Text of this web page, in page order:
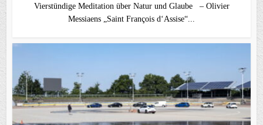
Vierstündige Meditation über Natur und Glaube – Olivier
Messiaens „Saint François d‘Assise“...